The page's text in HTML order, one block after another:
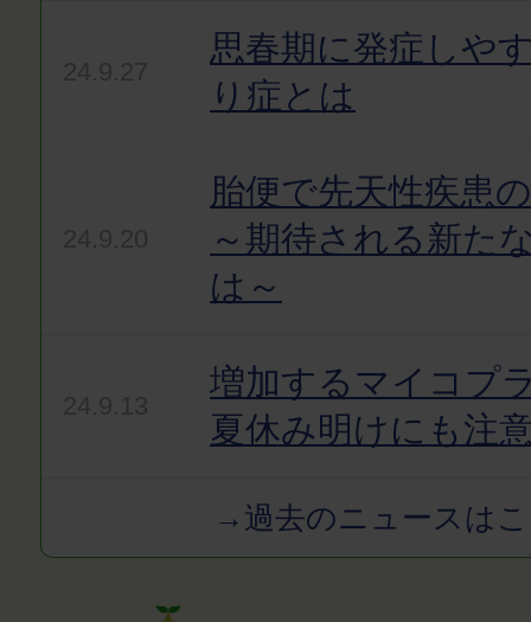
思春期に発症しや
り症とは
胎便で先天性疾患
～期待される新た
は～
増加するマイコプ
夏休み明けにも注
→過去のニュースは